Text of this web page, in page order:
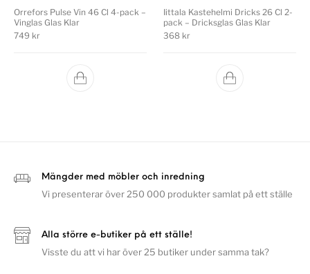
Orrefors Pulse Vin 46 Cl 4-pack –
Vinglas Glas Klar
749 kr
Iittala Kastehelmi Dricks 26 Cl 2-
pack – Dricksglas Glas Klar
368 kr
Mängder med möbler och inredning
Vi presenterar över 250 000 produkter samlat på ett ställe
Alla större e-butiker på ett ställe!
Visste du att vi har över 25 butiker under samma tak?